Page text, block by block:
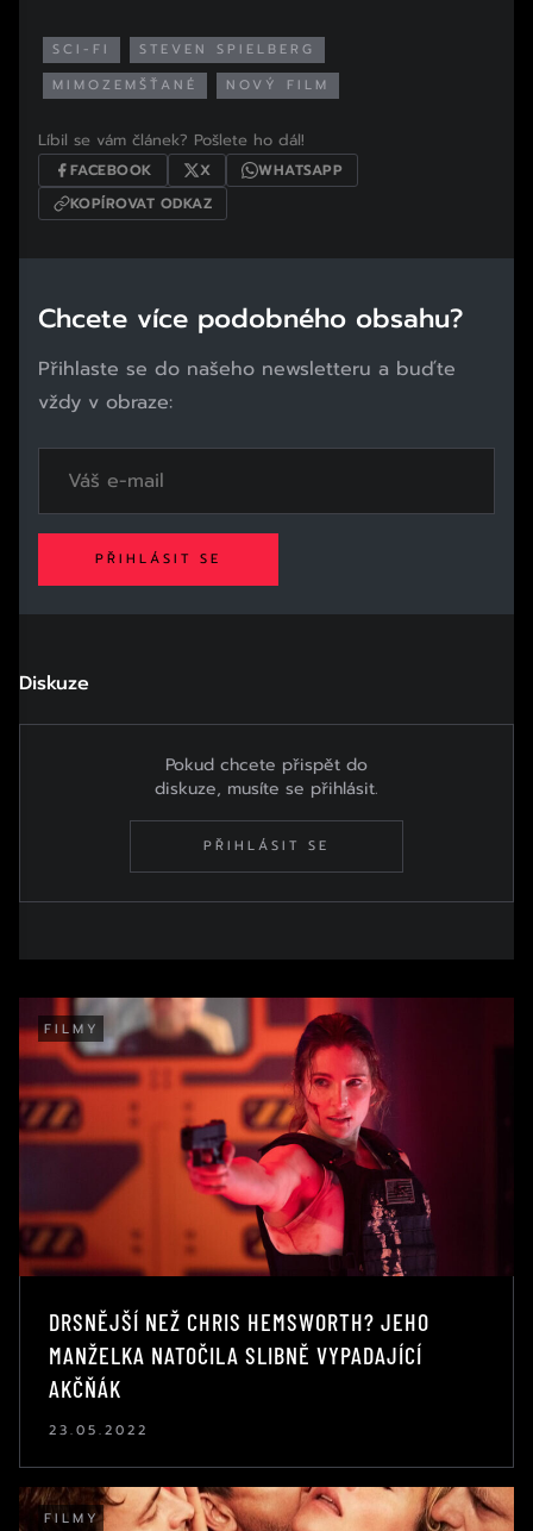
SCI-FI
STEVEN SPIELBERG
MIMOZEMŠŤANÉ
NOVÝ FILM
Líbil se vám článek? Pošlete ho dál!
FACEBOOK X
WHATSAPP
KOPÍROVAT ODKAZ
Chcete více podobného obsahu?
Přihlaste se do našeho newsletteru a buďte
vždy v obraze:
PŘIHLÁSIT SE
Diskuze
Pokud chcete přispět do
diskuze, musíte se přihlásit.
PŘIHLÁSIT SE
FILMY
DRSNĚJŠÍ NEŽ CHRIS HEMSWORTH? JEHO
MANŽELKA NATOČILA SLIBNĚ VYPADAJÍCÍ
AKČŇÁK
23.05.2022
FILMY